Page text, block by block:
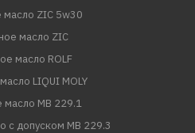
ZIC 5w30
масло ZIC
масло ROLF
LIQUI MOLY
MB 229.1
с допуском MB 229.3